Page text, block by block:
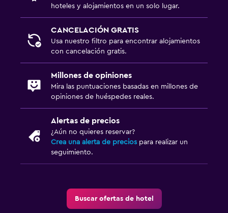
hoteles y alojamientos en un solo lugar.
CANCELACIÓN GRATIS
Usa nuestro filtro para encontrar alojamientos
con cancelación gratis.
Millones de opiniones
Mira las puntuaciones basadas en millones de
opiniones de huéspedes reales.
Alertas de precios
¿Aún no quieres reservar?
Crea una alerta de precios para realizar un
seguimiento.
Buscar ofertas de hotel